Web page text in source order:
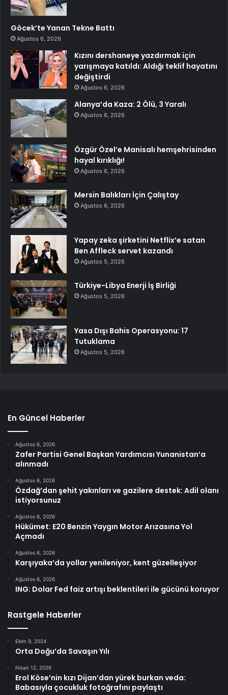
Göcek’te Yanan Tekne Battı
Ağustos 6, 2026
Kızını dershaneye yazdırmak için
yarışmaya katıldı: Aldığı teklif hayatını
değiştirdi
Ağustos 6, 2026
Alanya’da Kaza: 2 Ölü, 3 Yaralı
Ağustos 6, 2026
Özgür Özel’e Manisalı hemşehrisinden
hayal kırıklığı!
Ağustos 6, 2026
Mersin Balıkları İçin Çalıştay
Ağustos 6, 2026
Yapay zeka şirketini Netflix’e satan
Ben Affleck servet kazandı
Ağustos 5, 2026
Türkiye-Libya Enerji İş Birliği
Ağustos 5, 2026
Yasa Dışı Bahis Operasyonu: 17
Tutuklama
Ağustos 5, 2026
En Güncel Haberler
Ağustos 6, 2026
Zafer Partisi Genel Başkan Yardımcısı Yunanistan’a
alınmadı
Ağustos 6, 2026
Özdağ’dan şehit yakınları ve gazilere destek: Adil olanı
istiyorsunuz
Ağustos 6, 2026
Hükümet: E20 Benzin Yaygın Motor Arızasına Yol
Açmadı
Ağustos 6, 2026
Karşıyaka’da yollar yenileniyor, kent güzelleşiyor
Ağustos 6, 2026
ING: Dolar Fed faiz artışı beklentileri ile gücünü koruyor
Rastgele Haberler
Ekim 9, 2024
Orta Doğu’da Savaşın Yılı
Nisan 12, 2026
Erol Köse’nin kızı Dijan’dan yürek burkan veda:
Babasıyla çocukluk fotoğrafını paylaştı